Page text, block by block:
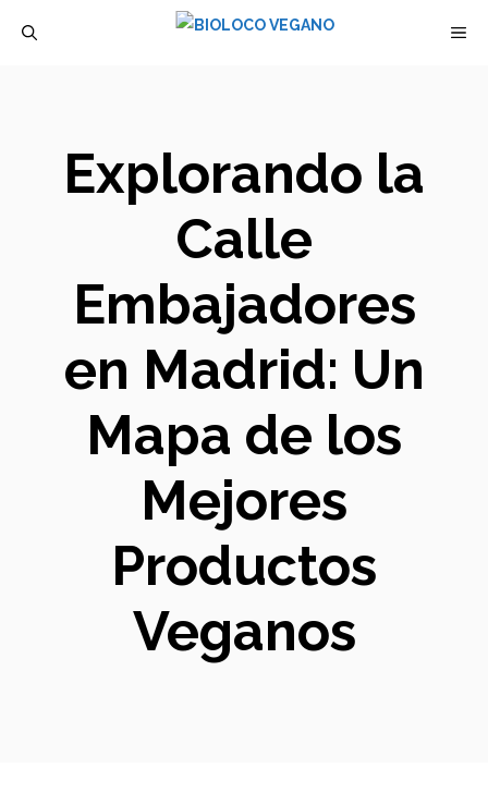
Explorando la
Calle
Embajadores
en Madrid: Un
Mapa de los
Mejores
Productos
Veganos